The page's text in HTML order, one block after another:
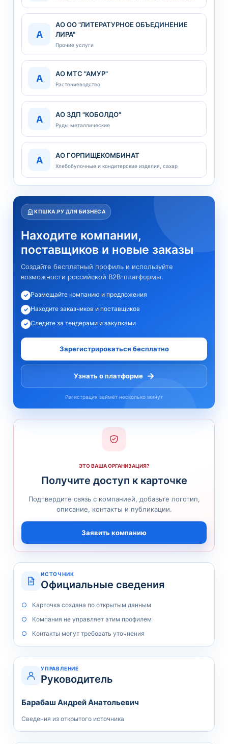
А
АО ОО "ЛИТЕРАТУРНОЕ ОБЪЕДИНЕНИЕ
ЛИРА"
Прочие услуги
А АО МТС "АМУР"
Растениеводство
А АО ЗДП "КОБОЛДО"
Руды металлические
А АО ГОРПИЩЕКОМБИНАТ
Хлебобулочные и кондитерские изделия, сахар
КПШКА.РУ ДЛЯ БИЗНЕСА
Находите компании,
поставщиков и новые заказы
Создайте бесплатный профиль и используйте
возможности российской B2B-платформы.
✓ Размещайте компанию и предложения
✓ Находите заказчиков и поставщиков
✓ Следите за тендерами и закупками
Зарегистрироваться бесплатно
Узнать о платформе →
Регистрация займёт несколько минут
ЭТО ВАША ОРГАНИЗАЦИЯ?
Получите доступ к карточке
Подтвердите связь с компанией, добавьте логотип,
описание, контакты и публикации.
Заявить компанию
ИСТОЧНИК
Официальные сведения
Карточка создана по открытым данным
Компания не управляет этим профилем
Контакты могут требовать уточнения
УПРАВЛЕНИЕ
Руководитель
Барабаш Андрей Анатольевич
Сведения из открытого источника